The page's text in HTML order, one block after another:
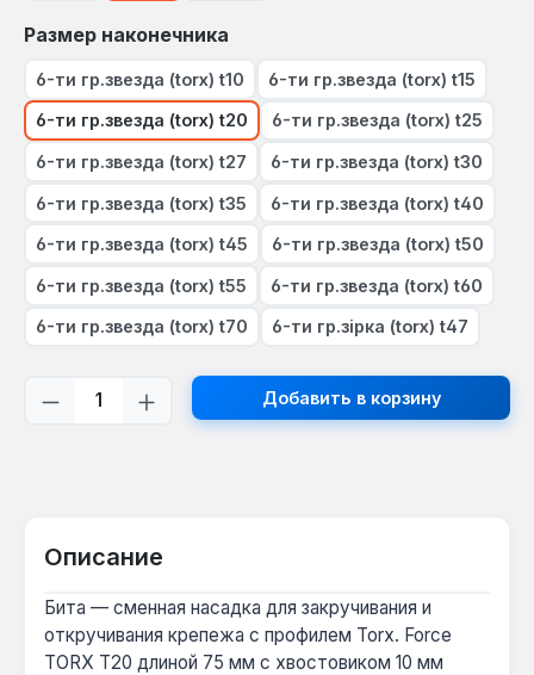
Выберите
Размер наконечника
6-ти гр.звезда (torx) t10 6-ти гр.звезда (torx) t15
6-ти гр.звезда (torx) t20 6-ти гр.звезда (torx) t25
6-ти гр.звезда (torx) t27 6-ти гр.звезда (torx) t30
6-ти гр.звезда (torx) t35 6-ти гр.звезда (torx) t40
6-ти гр.звезда (torx) t45 6-ти гр.звезда (torx) t50
6-ти гр.звезда (torx) t55 6-ти гр.звезда (torx) t60
6-ти гр.звезда (torx) t70 6-ти гр.зірка (torx) t47
Количество продукта: введите
Добавить в корзину
Описание
Бита — сменная насадка для закручивания и
откручивания крепежа с профилем Torx. Force
TORX T20 длиной 75 мм с хвостовиком 10 мм